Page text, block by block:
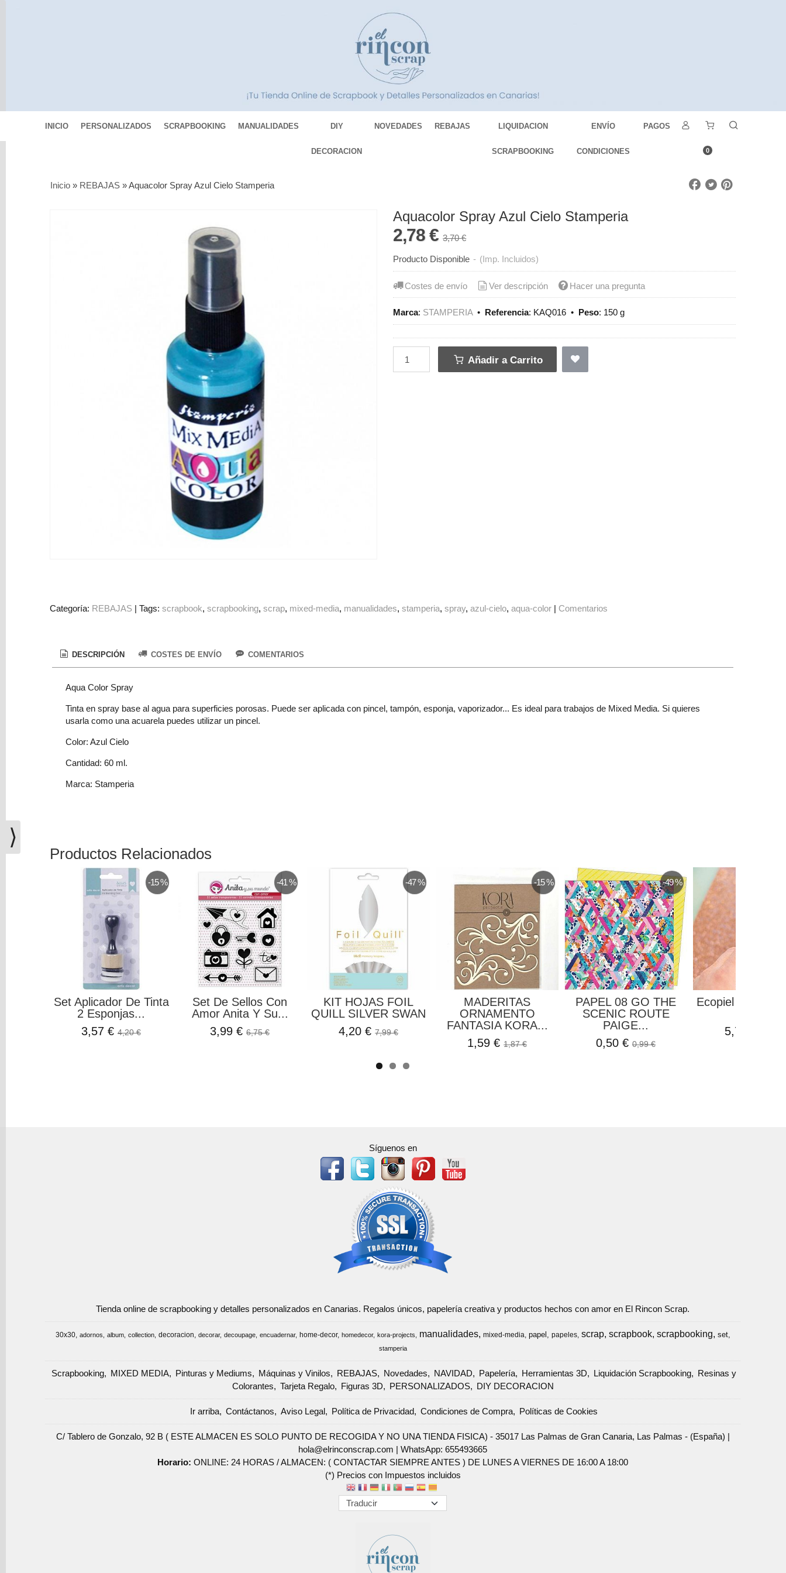
INICIO PERSONALIZADOS SCRAPBOOKING MANUALIDADES DIY
DECORACION
NOVEDADES REBAJAS LIQUIDACION
SCRAPBOOKING
ENVÍO
CONDICIONES
PAGOS
0
DECORACION
Marcas
Carrito
compra
Sociales
Facebook
Inicio » REBAJAS »Aquacolor Spray Azul Cielo Stamperia
Aquacolor Spray Azul Cielo Stamperia
2,78 €3,70 €
Producto Disponible - (Imp. Incluidos)
Costes de envío Ver descripción Hacer una pregunta
Marca: STAMPERIA• Referencia: KAQ016 • Peso: 150 g
Añadir a Carrito
Categoría: REBAJAS |Tags:scrapbook scrapbooking scrap mixed-media manualidades stamperia spray azul-cielo aqua-color | Comentarios
DESCRIPCIÓN COSTES DE ENVÍO COMENTARIOS
Aqua Color Spray
Tinta en spray base al agua para superficies porosas. Puede ser aplicada con pincel, tampón, esponja, vaporizador... Es ideal para trabajos de Mixed Media. Si quieres
usarla como una acuarela puedes utilizar un pincel.
Color: Azul Cielo
Cantidad: 60 ml.
Marca: Stamperia
Productos Relacionados
-15 %
Set Aplicador De Tinta
2 Esponjas...
3,57 €4,20 €
-41 %
Set De Sellos Con
Amor Anita Y Su...
3,99 €6,75 €
-47 %
KIT HOJAS FOIL
QUILL SILVER SWAN
4,20 €7,99 €
-15 %
MADERITAS
ORNAMENTO
FANTASIA KORA...
1,59 €1,87 €
-49 %
PAPEL 08 GO THE
SCENIC ROUTE
PAIGE...
0,50 €0,99 €
Ecopiel Brillos
5,75 €
Síguenos en
Tienda online de scrapbooking y detalles personalizados en Canarias. Regalos únicos, papelería creativa y productos hechos con amor en El Rincon Scrap.
30x30 adornos album collection decoracion decorar decoupage encuadernar home-decor homedecor kora-projects manualidades mixed-media papel papeles scrap scrapbook scrapbooking set
stamperia
Scrapbooking MIXED MEDIA Pinturas y Mediums Máquinas y Vinilos REBAJAS Novedades NAVIDAD Papelería Herramientas 3D Liquidación Scrapbooking
Resinas y
Colorantes
Tarjeta Regalo Figuras 3D PERSONALIZADOS DIY DECORACION
Ir arriba Contáctanos Aviso Legal Política de Privacidad Condiciones de Compra Políticas de Cookies
C/ Tablero de Gonzalo, 92 B ( ESTE ALMACEN ES SOLO PUNTO DE RECOGIDA Y NO UNA TIENDA FISICA) - 35017 Las Palmas de Gran Canaria, Las Palmas - (España) |
hola@elrinconscrap.com |WhatsApp: 655493665
Horario:ONLINE: 24 HORAS / ALMACEN: ( CONTACTAR SIEMPRE ANTES ) DE LUNES A VIERNES DE 16:00 A 18:00
(*) Precios con Impuestos incluidos
⟩